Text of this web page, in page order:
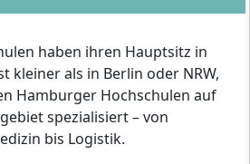
haben ihren Hauptsitz in
kleiner als in Berlin oder NRW,
Hamburger Hochschulen auf
spezialisiert – von
bis Logistik.